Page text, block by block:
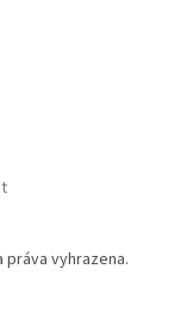
práva vyhrazena.